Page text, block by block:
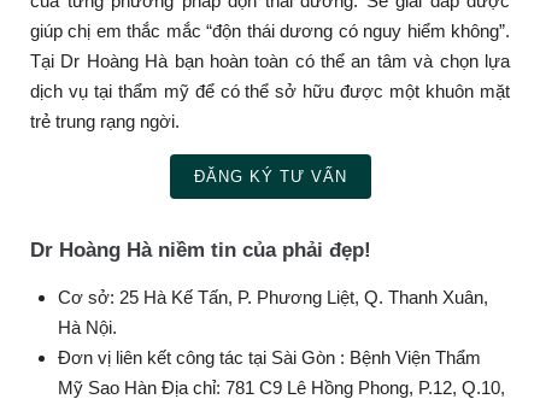
giúp chị em thắc mắc “độn thái dương có nguy hiểm không”.
Tại Dr Hoàng Hà bạn hoàn toàn có thể an tâm và chọn lựa
dịch vụ tại thẩm mỹ để có thể sở hữu được một khuôn mặt
trẻ trung rạng ngời.
ĐĂNG KÝ TƯ VẤN
Dr Hoàng Hà niềm tin của phải đẹp!
Cơ sở: 25 Hà Kế Tấn, P. Phương Liệt, Q. Thanh Xuân,
Hà Nội.
Đơn vị liên kết công tác tại Sài Gòn : Bệnh Viện Thẩm
Mỹ Sao Hàn Địa chỉ: 781 C9 Lê Hồng Phong, P.12, Q.10,